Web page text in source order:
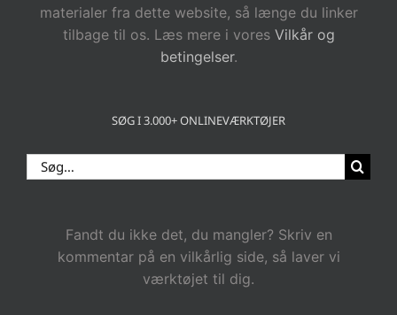
materialer fra dette website, så længe du linker
tilbage til os. Læs mere i vores Vilkår og
betingelser.
SØG I 3.000+ ONLINEVÆRKTØJER
Søg
efter:
Fandt du ikke det, du mangler? Skriv en
kommentar på en vilkårlig side, så laver vi
værktøjet til dig.